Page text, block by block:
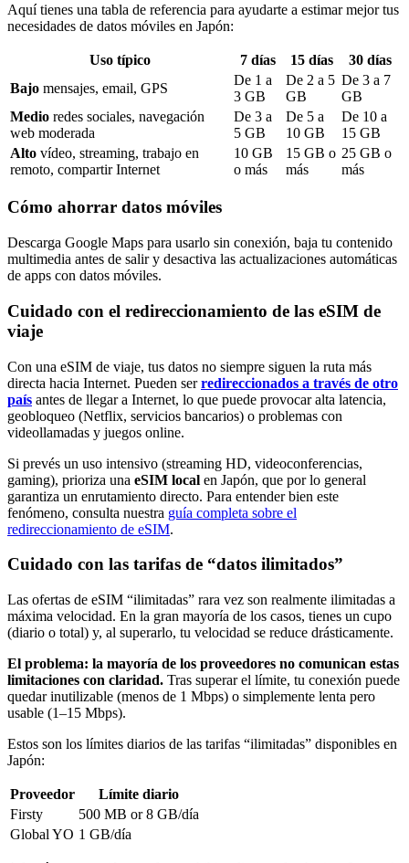
Aquí tienes una tabla de referencia para ayudarte a estimar mejor tus
necesidades de datos móviles en Japón:
Uso típico 7 días 15 días 30 días
Bajo mensajes, email, GPS
De 1 a
3 GB
De 2 a 5
GB
De 3 a 7
GB
Medio redes sociales, navegación
web moderada
De 3 a
5 GB
De 5 a
10 GB
De 10 a
15 GB
Alto vídeo, streaming, trabajo en
remoto, compartir Internet
10 GB
o más
15 GB o
más
25 GB o
más
Cómo ahorrar datos móviles
Descarga Google Maps para usarlo sin conexión, baja tu contenido
multimedia antes de salir y desactiva las actualizaciones automáticas
de apps con datos móviles.
Cuidado con el redireccionamiento de las eSIM de
viaje
Con una eSIM de viaje, tus datos no siempre siguen la ruta más
directa hacia Internet. Pueden serredireccionados a través de otro
país antes de llegar a Internet, lo que puede provocar alta latencia,
geobloqueo (Netflix, servicios bancarios) o problemas con
videollamadas y juegos online.
Si prevés un uso intensivo (streaming HD, videoconferencias,
gaming), prioriza una eSIM local en Japón, que por lo general
garantiza un enrutamiento directo. Para entender bien este
fenómeno, consulta nuestra guía completa sobre el
redireccionamiento de eSIM.
Cuidado con las tarifas de “datos ilimitados”
Las ofertas de eSIM “ilimitadas” rara vez son realmente ilimitadas a
máxima velocidad. En la gran mayoría de los casos, tienes un cupo
(diario o total) y, al superarlo, tu velocidad se reduce drásticamente.
El problema: la mayoría de los proveedores no comunican estas
limitaciones con claridad. Tras superar el límite, tu conexión puede
quedar inutilizable (menos de 1 Mbps) o simplemente lenta pero
usable (1–15 Mbps).
Estos son los límites diarios de las tarifas “ilimitadas” disponibles en
Japón:
Proveedor
Límite diario
Firsty
500 MB or 8 GB/día
Global YO 1 GB/día